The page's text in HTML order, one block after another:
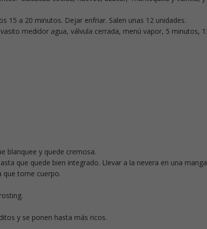
15 a 20 minutos. Dejar enfriar. Salen unas 12 unidades.
medidor agua, válvula cerrada, menú vapor, 5 minutos,
blanquee y quede cremosa.
que quede bien integrado. Llevar a la nevera en una manga
que tome cuerpo.
y se ponen hasta más ricos.